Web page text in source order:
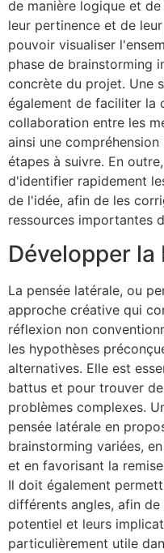
de manière logique et
leur pertinence et de
pouvoir visualiser
phase de brainstorming
concrète du projet. Une
également de faciliter la
collaboration entre les
ainsi une
étapes à suivre. En
d'identifier rapidement
de l'idée, afin de les
ressources importantes
Développer la
La pensée latérale, ou
approche créative qui
réflexion non
les hypothèses
alternatives. Elle est
battus et pour trouver
problèmes complexes.
pensée latérale en
brainstorming variées,
et en favorisant la
Il doit également
différents angles, afin
potentiel et leurs
particulièrement utile